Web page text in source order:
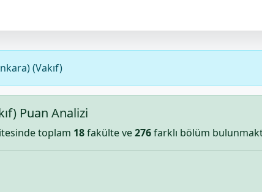
(Vakıf)
Puan Analizi
toplam 18fakülte ve276farklı bölüm